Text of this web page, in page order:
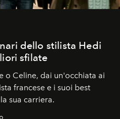
dello stilista Hedi
sfilate
o Celine, dai un'occhiata ai
francese e i suoi best
sua carriera.